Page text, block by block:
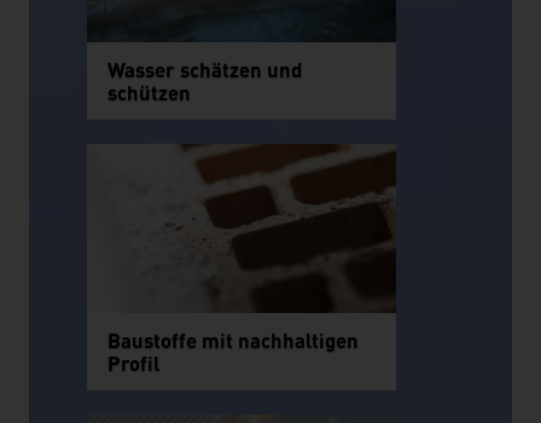
Wasser schätzen und
schützen
Baustoffe mit nachhaltigen
Profil